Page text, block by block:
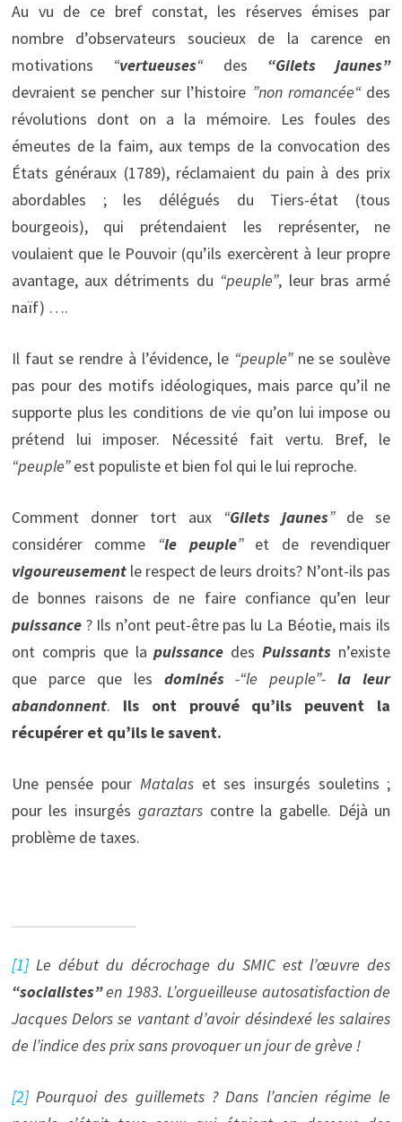
Au vu de ce bref constat, les réserves émises par
nombre d’observateurs soucieux de la carence en
motivations “vertueuses“des “Gilets jaunes”
devraient se pencher sur l’histoire ”non romancée“des
révolutions dont on a la mémoire. Les foules des
émeutes de la faim, aux temps de la convocation des
États généraux (1789), réclamaient du pain à des prix
abordables ; les délégués du Tiers-état (tous
bourgeois), qui prétendaient les représenter, ne
voulaient que le Pouvoir (qu’ils exercèrent à leur propre
avantage, aux détriments du “peuple”, leur bras armé
naïf) ….
Il faut se rendre à l’évidence, le “peuple”ne se soulève
pas pour des motifs idéologiques, mais parce qu’il ne
supporte plus les conditions de vie qu’on lui impose ou
prétend lui imposer. Nécessité fait vertu. Bref, le
“peuple”est populiste et bien fol qui le lui reproche.
Comment donner tort aux “Gilets jaunes”de se
considérer comme “le peuple”et de revendiquer
vigoureusementle respect de leurs droits? N’ont-ils pas
de bonnes raisons de ne faire confiance qu’en leur
puissance? Ils n’ont peut-être pas lu La Béotie, mais ils
ont compris que lapuissance desPuissants n’existe
que parce que les dominés-“lepeuple”- la leur
abandonnent. Ils ont prouvé qu’ils peuvent la
récupérer et qu’ils le savent.
Une pensée pour Matalaset ses insurgés souletins ;
pour les insurgés garaztarscontre la gabelle. Déjà un
problème de taxes.
[1]Le début du décrochage du SMIC est l’œuvre des
“socialistes”en 1983. L’orgueilleuse autosatisfaction de
Jacques Delors se vantant d’avoir désindexé les salaires
de l’indice des prix sans provoquer un jour de grève !
[2]Pourquoi des guillemets ? Dans l’ancien régime le